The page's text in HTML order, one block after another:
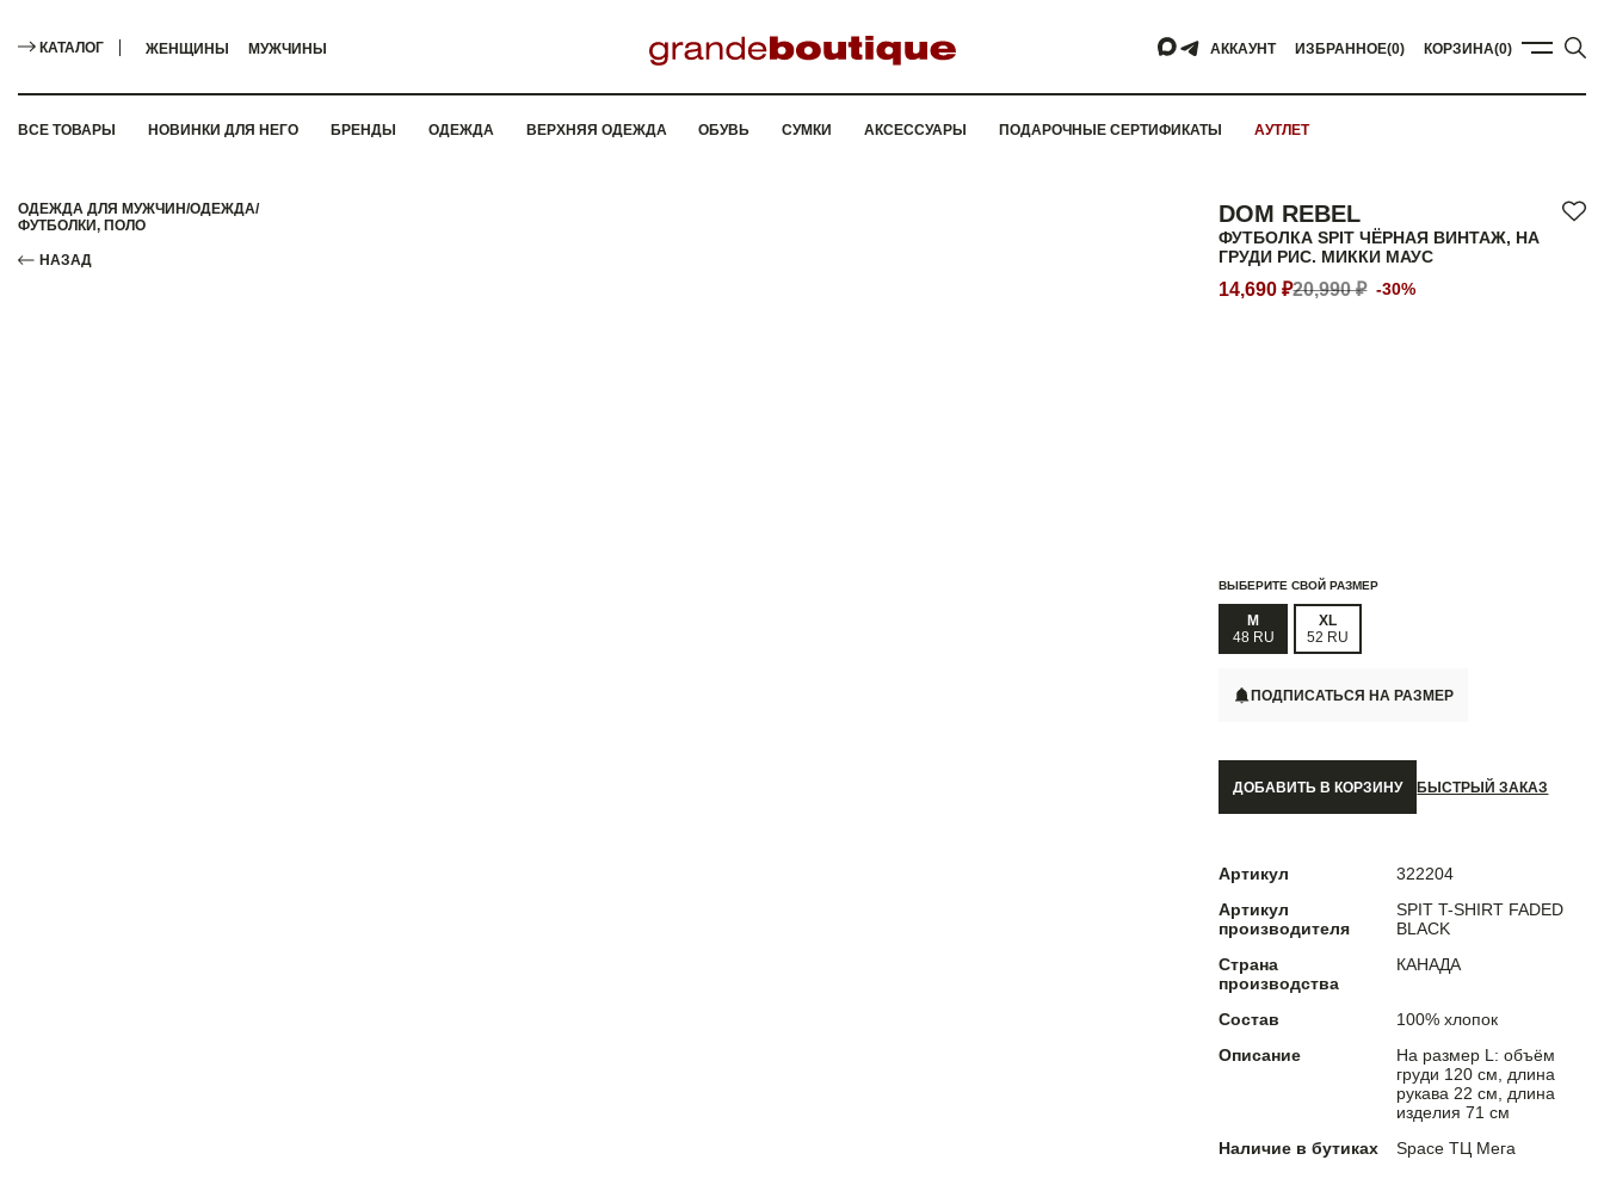
КАТАЛОГ ЖЕНЩИНЫ МУЖЧИНЫ АККАУНТ ИЗБРАННОЕ(0) КОРЗИНА(0)
ВСЕ ТОВАРЫ НОВИНКИ ДЛЯ НЕГО БРЕНДЫ ОДЕЖДА ВЕРХНЯЯ ОДЕЖДА ОБУВЬ СУМКИ АКСЕССУАРЫ ПОДАРОЧНЫЕ СЕРТИФИКАТЫ АУТЛЕТ
ОДЕЖДА ДЛЯ МУЖЧИН/ОДЕЖДА/
ФУТБОЛКИ, ПОЛО
НАЗАД
DOM REBEL
ФУТБОЛКА SPIT ЧЁРНАЯ ВИНТАЖ, НА
ГРУДИ РИС. МИККИ МАУС
14,690 ₽20,990 ₽ -30%
ВЫБЕРИТЕ СВОЙ РАЗМЕР
M
48 RU
XL
52 RU
ПОДПИСАТЬСЯ НА РАЗМЕР
ДОБАВИТЬ В КОРЗИНУ БЫСТРЫЙ ЗАКАЗ
Артикул
322204
Артикул
производителя
SPIT T-SHIRT FADED
BLACK
Страна
производства
КАНАДА
Состав
100% хлопок
Описание
На размер L: объём
груди 120 см, длина
рукава 22 см, длина
изделия 71 см
Наличие в бутиках
Space ТЦ Мега